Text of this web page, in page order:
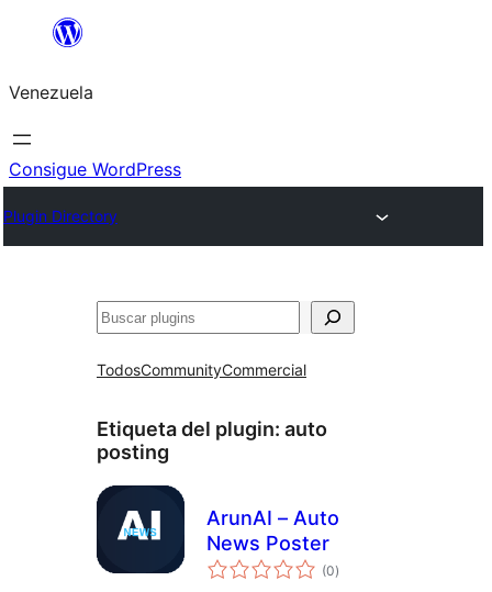
Saltar
contenido
Venezuela
Consigue WordPress
Plugin Directory
Buscar
TodosCommunityCommercial
Etiqueta del plugin: auto
posting
ArunAI – Auto
News Poster
(0total
de
)